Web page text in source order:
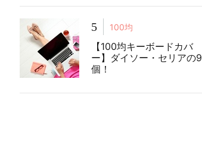
5 100均
【100均キーボードカバ
ー】ダイソー・セリアの9
個！